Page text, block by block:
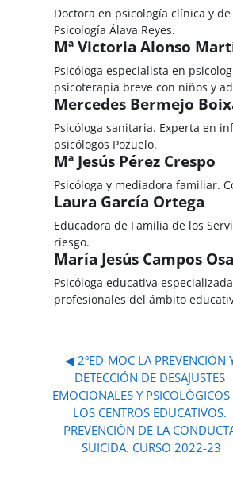
Doctora en psicología clínica y
Psicología Álava Reyes.
Mª Victoria Alonso
Psicóloga especialista en
psicoterapia breve con niños y
Mercedes Bermejo
Psicóloga sanitaria. Experta en
psicólogos Pozuelo.
Mª Jesús Pérez Crespo
Psicóloga y mediadora familiar.
Laura García Ortega
Educadora de Familia de los
riesgo.
María Jesús Campos Osa
Psicóloga educativa
profesionales del ámbito
◀︎ 2ªED-MOC LA PREVENCIÓN
DETECCIÓN DE DESAJUSTES
EMOCIONALES Y PSICOLÓGICOS
LOS CENTROS EDUCATIVOS.
PREVENCIÓN DE LA
SUICIDA. CURSO 2022-23